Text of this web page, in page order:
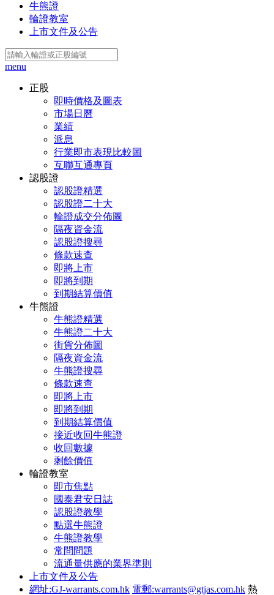
牛熊證
輪證教室
上市文件及公告
menu
正股
即時價格及圖表
市場日曆
業績
派息
行業即市表現比較圖
互聯互通專頁
認股證
認股證精選
認股證二十大
輪證成交分佈圖
隔夜資金流
認股證搜尋
條款速查
即將上市
即將到期
到期結算價值
牛熊證
牛熊證精選
牛熊證二十大
街貨分佈圖
隔夜資金流
牛熊證搜尋
條款速查
即將上市
即將到期
到期結算價值
接近收回牛熊證
收回數據
剩餘價值
輪證教室
即市焦點
國泰君安日誌
認股證教學
點選牛熊證
牛熊證教學
常問問題
流通量供應的業界準則
上市文件及公告
網址:GJ-warrants.com.hk 電郵:warrants@gtjas.com.hk 熱